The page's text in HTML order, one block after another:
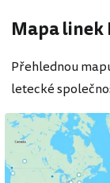
Mapa linek
Přehlednou
letecké